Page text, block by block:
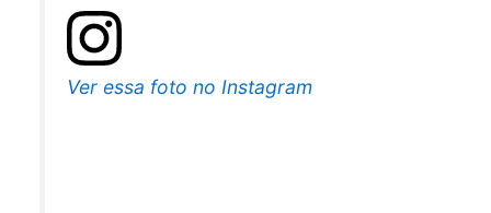
Ver essa foto no Instagram